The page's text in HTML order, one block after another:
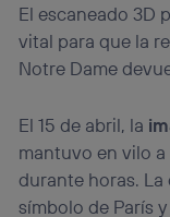
El escaneado 3D
vital para que la
Notre Dame
El 15 de abril, la
mantuvo en vilo
durante horas.
símbolo de París